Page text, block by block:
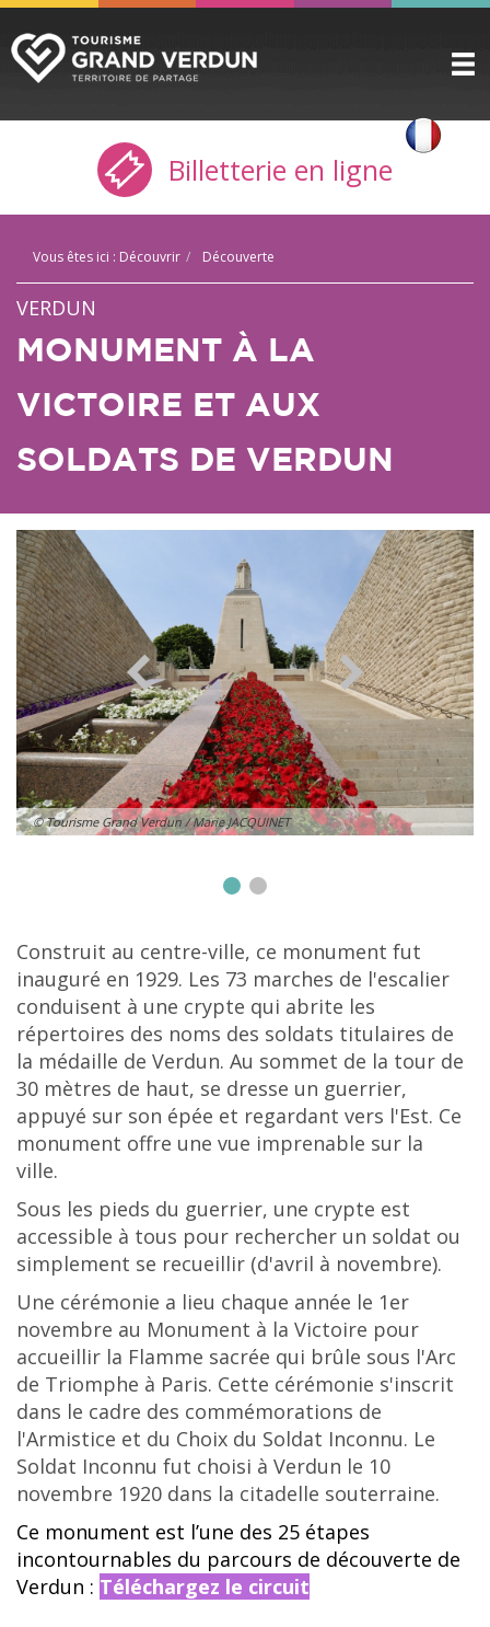
DÉCOUVRIR
A VOIR / A FAIRE
INFOS PRATIQUES
SERVICE GROUPES
ESPACE PRO
CITADELLE
BILLETTERIE
Billetterie en ligne
Vous êtes ici : Découvrir Découverte
VERDUN
MONUMENT À LA
VICTOIRE ET AUX
SOLDATS DE VERDUN
© Tourisme Grand Verdun / Marie JACQUINET
Construit au centre-ville, ce monument fut
inauguré en 1929. Les 73 marches de l'escalier
conduisent à une crypte qui abrite les
répertoires des noms des soldats titulaires de
la médaille de Verdun. Au sommet de la tour de
30 mètres de haut, se dresse un guerrier,
appuyé sur son épée et regardant vers l'Est. Ce
monument offre une vue imprenable sur la
ville.
Sous les pieds du guerrier, une crypte est
accessible à tous pour rechercher un soldat ou
simplement se recueillir (d'avril à novembre).
Une cérémonie a lieu chaque année le 1er
novembre au Monument à la Victoire pour
accueillir la Flamme sacrée qui brûle sous l'Arc
de Triomphe à Paris. Cette cérémonie s'inscrit
dans le cadre des commémorations de
l'Armistice et du Choix du Soldat Inconnu. Le
Soldat Inconnu fut choisi à Verdun le 10
novembre 1920 dans la citadelle souterraine.
Ce monument est l’une des 25 étapes
incontournables du parcours de découverte de
Verdun : Téléchargez le circuit